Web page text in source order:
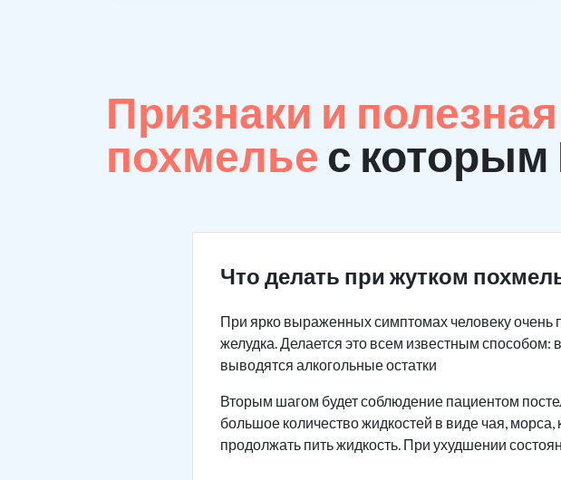
Признаки и
похмелье с
Что делать при жутком
При ярко выраженных симптомах человеку
желудка. Делается это всем известным
выводятся алкогольные остатки
Вторым шагом будет соблюдение пациентом
большое количество жидкостей в виде чая,
продолжать пить жидкость. При ухудшении